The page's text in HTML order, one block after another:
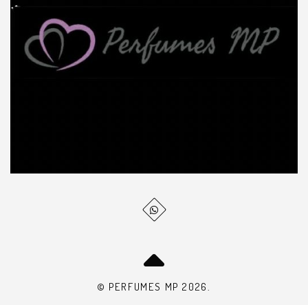
© PERFUMES MP 2026.